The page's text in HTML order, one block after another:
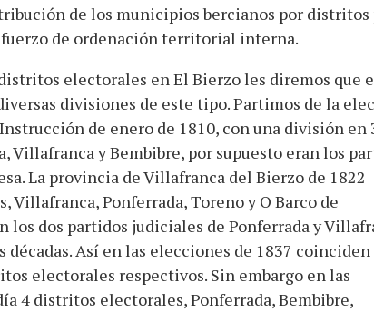
de los municipios bercianos por distritos
de ordenación territorial interna.
electorales en El Bierzo les diremos que
divisiones de este tipo. Partimos de la
de enero de 1810, con una división en
Villafranca y Bembibre, por supuesto eran los
La provincia de Villafranca del Bierzo de 1822
Ponferrada, Toreno y O Barco de
los dos partidos judiciales de Ponferrada y
Así en las elecciones de 1837 coinciden
electorales respectivos. Sin embargo en las
4 distritos electorales, Ponferrada, Bembibre,